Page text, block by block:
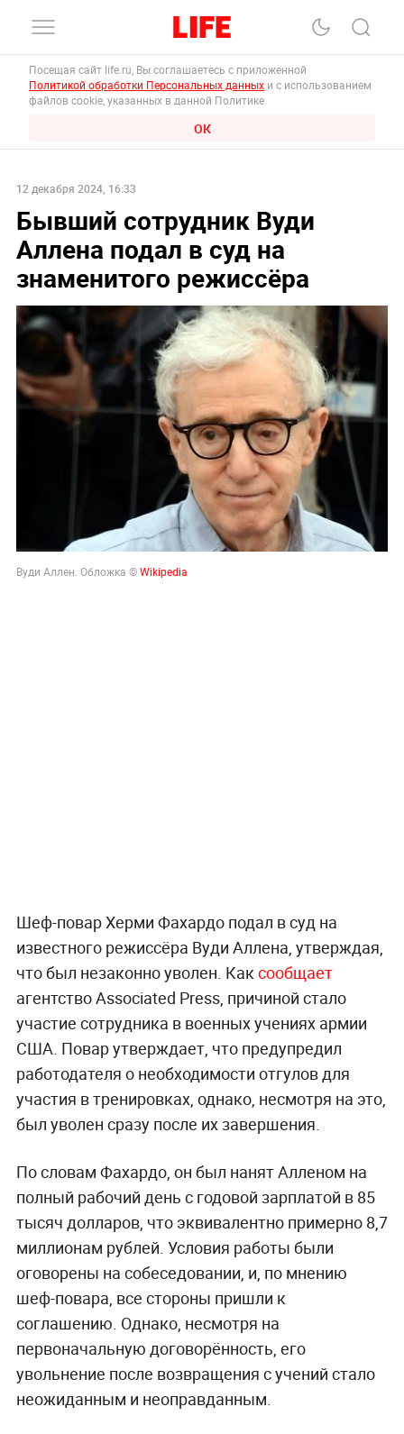
Посещая сайт life.ru, Вы соглашаетесь с приложенной
Политикой обработки Персональных данных и с использованием
файлов cookie, указанных в данной Политике.
ОК
12 декабря 2024, 16:33
Бывший сотрудник Вуди
Аллена подал в суд на
знаменитого режиссёра
Вуди Аллен. Обложка ©Wikipedia
Шеф-повар Херми Фахардо подал в суд на
известного режиссёра Вуди Аллена, утверждая,
что был незаконно уволен. Как сообщает
агентство Associated Press, причиной стало
участие сотрудника в военных учениях армии
США. Повар утверждает, что предупредил
работодателя о необходимости отгулов для
участия в тренировках, однако, несмотря на это,
был уволен сразу после их завершения.
По словам Фахардо, он был нанят Алленом на
полный рабочий день с годовой зарплатой в 85
тысяч долларов, что эквивалентно примерно 8,7
миллионам рублей. Условия работы были
оговорены на собеседовании, и, по мнению
шеф-повара, все стороны пришли к
соглашению. Однако, несмотря на
первоначальную договорённость, его
увольнение после возвращения с учений стало
неожиданным и неоправданным.